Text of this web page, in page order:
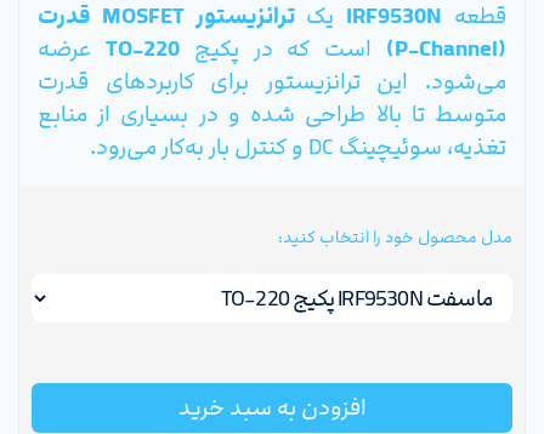
قطعه IRF9530N یک
ترانزیستور MOSFET قدرت
(P-Channel)
است که در پکیجTO-220 عرضه
می‌شود. این ترانزیستور برای کاربردهای قدرت
متوسط تا بالا طراحی شده و در بسیاری از منابع
تغذیه، سوئیچینگ DC و کنترل بار به‌کار می‌رود.
مدل محصول خود را انتخاب کنید:
افزودن به سبد خرید